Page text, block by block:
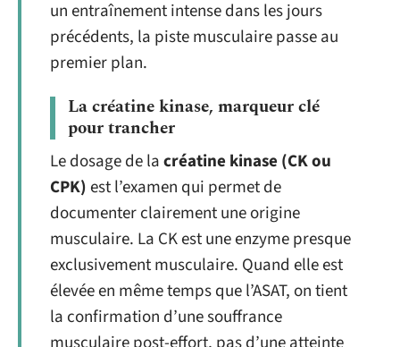
un entraînement intense dans les jours
précédents, la piste musculaire passe au
premier plan.
La créatine kinase, marqueur clé
pour trancher
Le dosage de lacréatine kinase (CK ou
CPK)est l’examen qui permet de
documenter clairement une origine
musculaire. La CK est une enzyme presque
exclusivement musculaire. Quand elle est
élevée en même temps que l’ASAT, on tient
la confirmation d’une souffrance